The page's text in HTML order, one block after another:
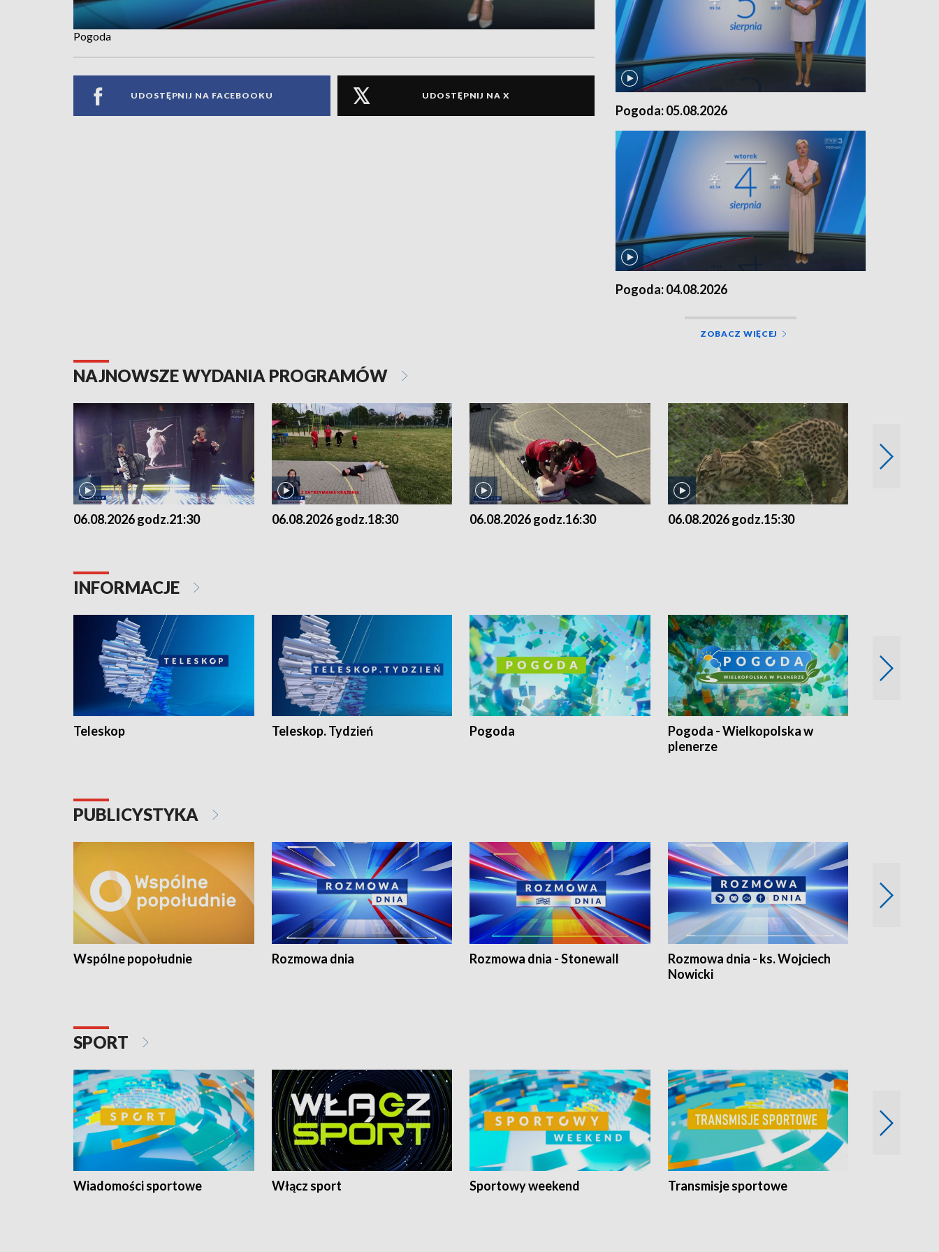
Pogoda
UDOSTĘPNIJ NA FACEBOOKU UDOSTĘPNIJ NA X
Pogoda: 05.08.2026
Pogoda: 04.08.2026
ZOBACZ WIĘCEJ
NAJNOWSZE WYDANIA PROGRAMÓW
06.08.2026 godz.21:30 06.08.2026 godz.18:30 06.08.2026 godz.16:30 06.08.2026 godz.15:30
INFORMACJE
Teleskop Teleskop. Tydzień Pogoda
Pogoda - Wielkopolska w
plenerze
PUBLICYSTYKA
Wspólne popołudnie Rozmowa dnia Rozmowa dnia - Stonewall
Rozmowa dnia - ks. Wojciech
Nowicki
SPORT
Wiadomości sportowe Włącz sport Sportowy weekend Transmisje sportowe